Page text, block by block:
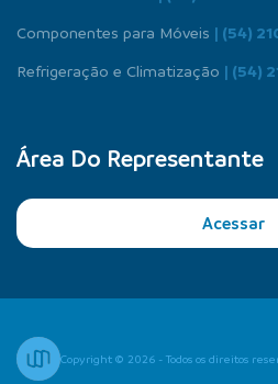
Componentes para Móveis | (54)
Refrigeração e Climatização | (54)
Área Do Representante
Acessar
Copyright © 2026 - Todos os direitos